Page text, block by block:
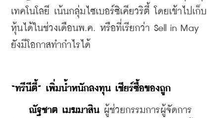
เทคโนโลยี เน้นกลุ่มไซเบอร์ซิเคียวริตี้ โดยเข้าไปเก็บ
หุ้นได้ในช่วงเดือนพ.ค. หรือที่เรียกว่า Sell in May
ยังมีโอกาสทำกำไรได้
“ทรีนีตี้” เพิ่มน้ำหนักลงทุน เชียร์ซื้อของถูก
ณัฐชาต เมฆมาสิน ผู้ช่วยกรรมการผู้จัดการ